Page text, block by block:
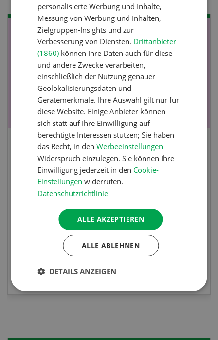
NOV
19 -
JAN
28
Fachkurs Aquakultur
Sind Sie in der Fischzucht tätig oder
interessieren Sie sich für das Thema? In
diesem Fall ist unser FBA-Weiterbildungskurs
die perfekte Wahl für Sie. Der Abschluss lässt
sich mit einem Praktikum zum fachbezogenen,
berufsunabhängigen Ausweis erweitern.
MEHR ZUR VERANSTALTUNG
personalisierte Werbung und Inhalte,
Messung von Werbung und Inhalten,
Zielgruppen-Insights und zur
Verbesserung von Diensten. Drittanbieter
(1860) können Ihre Daten auch für diese
und andere Zwecke verarbeiten,
einschließlich der Nutzung genauer
Geolokalisierungsdaten und
Gerätemerkmale. Ihre Auswahl gilt nur für
diese Website. Einige Anbieter können
sich statt auf Ihre Einwilligung auf
berechtigte Interessen stützen; Sie haben
das Recht, in denWerbeeinstellungen
Widerspruch einzulegen. Sie können Ihre
Einwilligung jederzeit in den Cookie-
Einstellungen widerrufen.
Datenschutzrichtlinie
ALLE AKZEPTIEREN
ALLE ABLEHNEN
DETAILS ANZEIGEN